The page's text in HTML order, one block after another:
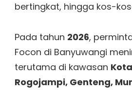
bertingkat, hingga kos-
Pada tahun 2026,
Focon di Banyuwangi
terutama di kawasan
Rogojampi, Genteng,